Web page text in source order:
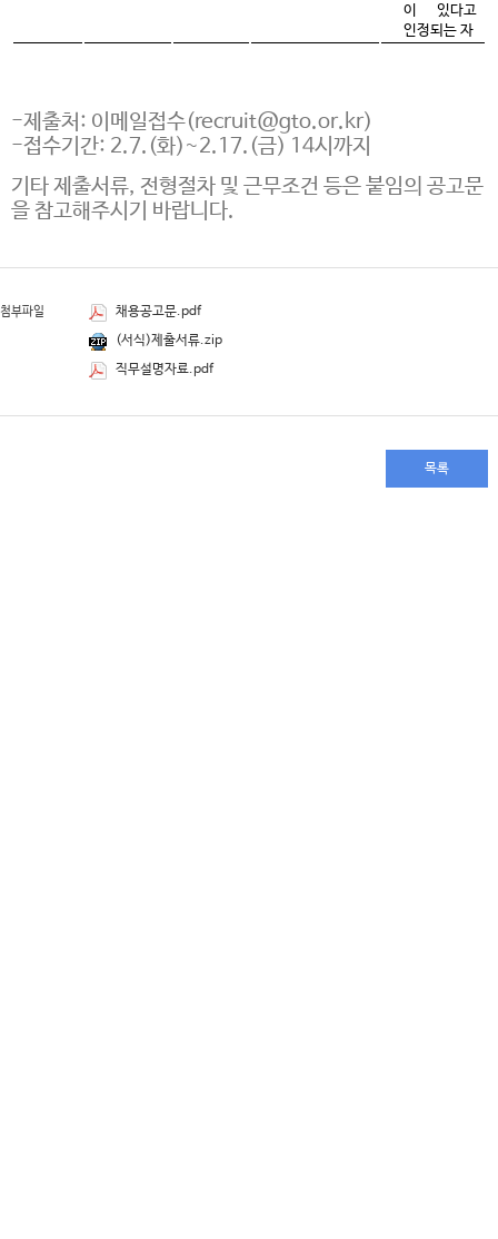
이 있다고
인정되는 자
-제출처: 이메일접수(recruit@gto.or.kr)
-접수기간: 2.7.(화)~2.17.(금) 14시까지
기타 제출서류, 전형절차 및 근무조건 등은 붙임의 공고문
을 참고해주시기 바랍니다.
첨부파일
채용공고문.pdf
(서식)제출서류.zip
직무설명자료.pdf
목록